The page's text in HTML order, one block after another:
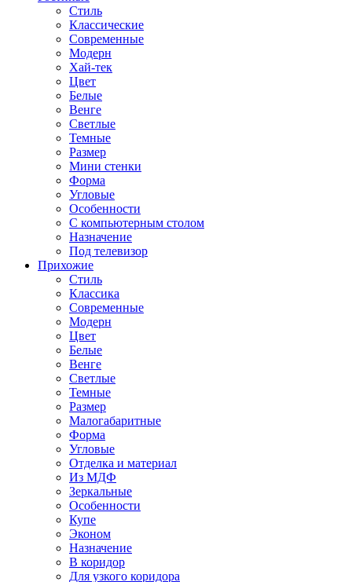
Стиль
Классические
Современные
Модерн
Хай-тек
Цвет
Белые
Венге
Светлые
Темные
Размер
Мини стенки
Форма
Угловые
Особенности
С компьютерным столом
Назначение
Под телевизор
Прихожие
Стиль
Классика
Современные
Модерн
Цвет
Белые
Венге
Светлые
Темные
Размер
Малогабаритные
Форма
Угловые
Отделка и материал
Из МДФ
Зеркальные
Особенности
Купе
Эконом
Назначение
В коридор
Для узкого коридора